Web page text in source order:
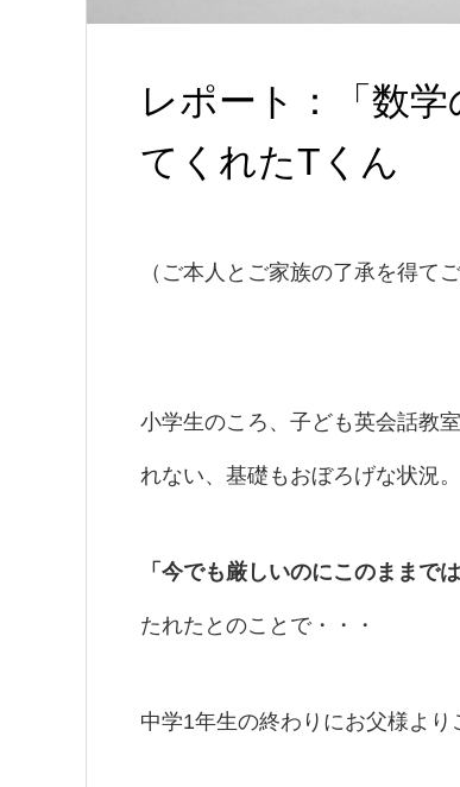
レポート：「数
てくれたTくん
（ご本人とご家族の了承を得て
小学生のころ、子ども英会話教
れない、基礎もおぼろげな状況。
「今でも厳しいのにこのままで
たれたとのことで・・・
中学1年生の終わりにお父様より